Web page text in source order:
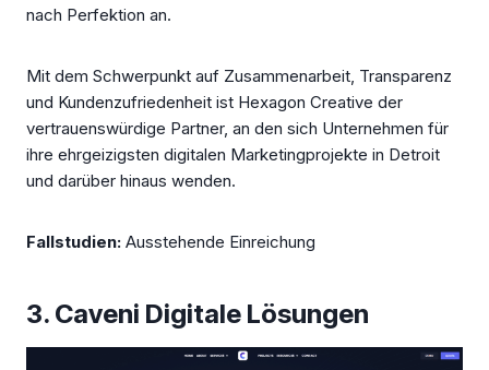
nach Perfektion an.
Mit dem Schwerpunkt auf Zusammenarbeit, Transparenz
und Kundenzufriedenheit ist Hexagon Creative der
vertrauenswürdige Partner, an den sich Unternehmen für
ihre ehrgeizigsten digitalen Marketingprojekte in Detroit
und darüber hinaus wenden.
Fallstudien: Ausstehende Einreichung
3. Caveni Digitale Lösungen